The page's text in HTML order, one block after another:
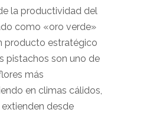
la productividad del
como «oro verde»
producto estratégico
pistachos son uno de
más
en climas cálidos,
desde